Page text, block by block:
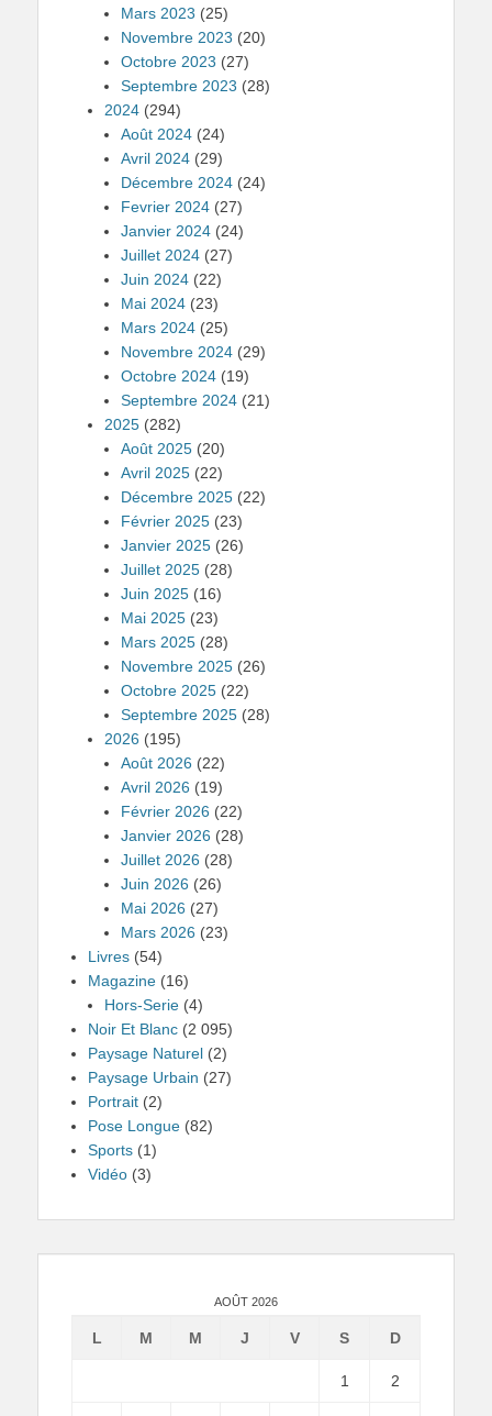
Mars 2023 (25)
Novembre 2023 (20)
Octobre 2023 (27)
Septembre 2023 (28)
2024 (294)
Août 2024 (24)
Avril 2024 (29)
Décembre 2024 (24)
Fevrier 2024 (27)
Janvier 2024 (24)
Juillet 2024 (27)
Juin 2024 (22)
Mai 2024 (23)
Mars 2024 (25)
Novembre 2024 (29)
Octobre 2024 (19)
Septembre 2024 (21)
2025 (282)
Août 2025 (20)
Avril 2025 (22)
Décembre 2025 (22)
Février 2025 (23)
Janvier 2025 (26)
Juillet 2025 (28)
Juin 2025 (16)
Mai 2025 (23)
Mars 2025 (28)
Novembre 2025 (26)
Octobre 2025 (22)
Septembre 2025 (28)
2026 (195)
Août 2026 (22)
Avril 2026 (19)
Février 2026 (22)
Janvier 2026 (28)
Juillet 2026 (28)
Juin 2026 (26)
Mai 2026 (27)
Mars 2026 (23)
Livres (54)
Magazine (16)
Hors-Serie (4)
Noir Et Blanc (2 095)
Paysage Naturel (2)
Paysage Urbain (27)
Portrait (2)
Pose Longue (82)
Sports (1)
Vidéo (3)
AOÛT 2026
L M M J V S D
1 2